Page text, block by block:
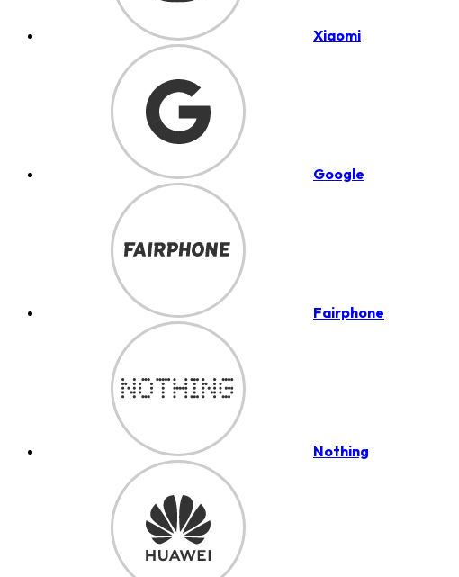
Xiaomi
Google
Fairphone
Nothing